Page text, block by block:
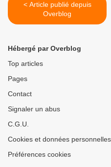
< Article publié depuis
Overblog
Hébergé par Overblog
Top articles
Pages
Contact
Signaler un abus
C.G.U.
Cookies et données personnelles
Préférences cookies